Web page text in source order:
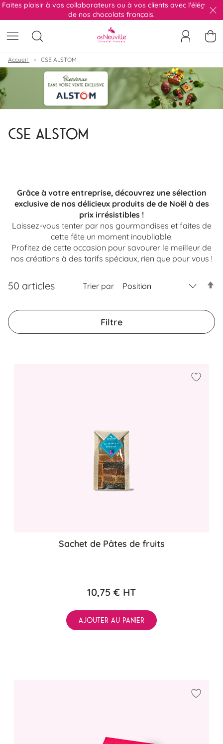
Faites plaisir à vos collaborateurs ou à vos clients avec l'élégance
de nos chocolats français.
AFFICHER LE MENU
Ouvrir la recherche Me
Accueil CSE ALSTOM
CSE ALSTOM
Grâce à votre entreprise, découvrez une sélection
exclusive de nos délicieux produits de de Noël à des
prix irrésistibles !
Laissez-vous tenter par nos gourmandises et faites de
cette fête un moment inoubliable.
Profitez de cette occasion pour savourer le meilleur de
nos créations à des tarifs spéciaux, rien que pour vous !
50 articles Trier par
Par
Filtre
Sachet de Pâtes de fruits
10,75 € HT
AJOUTER AU PANIER